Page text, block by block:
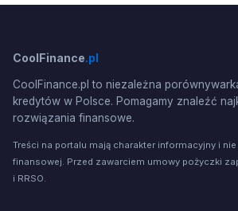
CoolFinance.pl
CoolFinance.pl to niezależna
kredytów w Polsce. Pomagamy znaleźć
rozwiązania finansowe.
Treści na portalu mają charakter informacyjny i
finansowej. Przed zawarciem umowy pożyczki
i RRSO.